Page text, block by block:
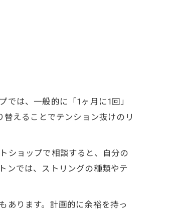
は、一般的に「1ヶ月に1回」
えることでテンション抜けのリ
ショップで相談すると、自分の
ンでは、ストリングの種類やテ
あります。計画的に余裕を持っ